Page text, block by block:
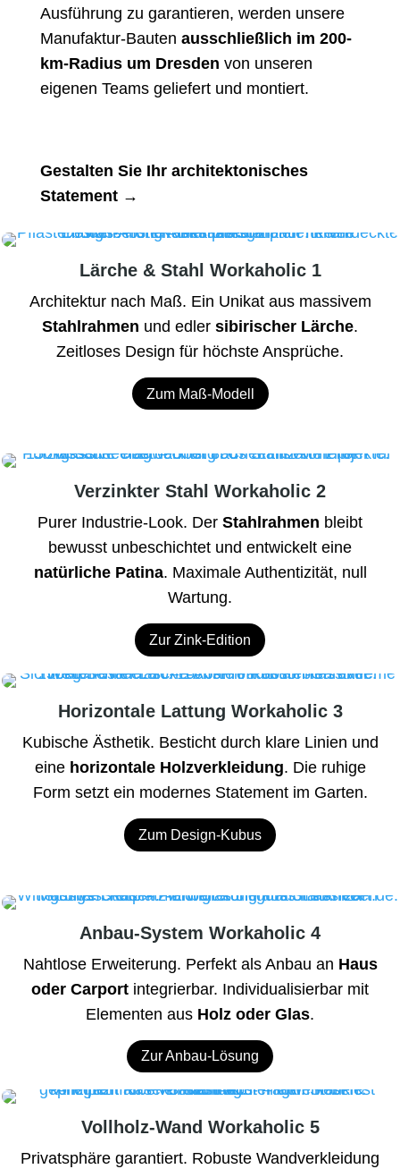
Ausführung zu garantieren, werden unsere
Manufaktur-Bauten ausschließlich im 200-
km-Radius um Dresden von unseren
eigenen Teams geliefert und montiert.
Gestalten Sie Ihr architektonisches
Statement →
Lärche & Stahl Workaholic 1
Architektur nach Maß. Ein Unikat aus massivem
Stahlrahmen und edler sibirischer Lärche.
Zeitloses Design für höchste Ansprüche.
Zum Maß-Modell
Verzinkter Stahl Workaholic 2
Purer Industrie-Look. Der Stahlrahmen bleibt
bewusst unbeschichtet und entwickelt eine
natürliche Patina. Maximale Authentizität, null
Wartung.
Zur Zink-Edition
Horizontale Lattung Workaholic 3
Kubische Ästhetik. Besticht durch klare Linien und
eine horizontale Holzverkleidung. Die ruhige
Form setzt ein modernes Statement im Garten.
Zum Design-Kubus
Anbau-System Workaholic 4
Nahtlose Erweiterung. Perfekt als Anbau an Haus
oder Carport integrierbar. Individualisierbar mit
Elementen aus Holz oder Glas.
Zur Anbau-Lösung
Vollholz-Wand Workaholic 5
Privatsphäre garantiert. Robuste Wandverkleidung